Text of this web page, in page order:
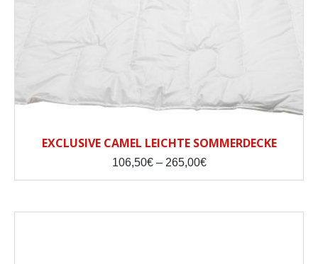
EXCLUSIVE CAMEL LEICHTE SOMMERDECKE
106,50€ – 265,00€Price
265,00€